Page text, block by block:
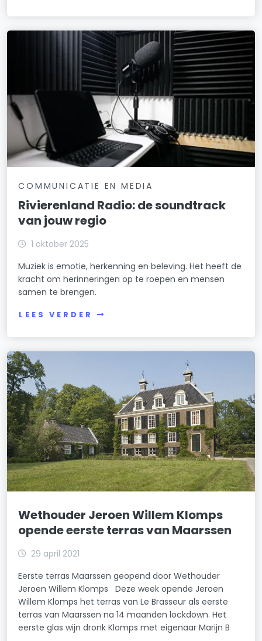
COMMUNICATIE EN MEDIA
Rivierenland Radio: de soundtrack
van jouw regio
1 oktober 2025
Muziek is emotie, herkenning en beleving. Het heeft de
kracht om herinneringen op te roepen en mensen
samen te brengen.
LEES VERDER
Wethouder Jeroen Willem Klomps
opende eerste terras van Maarssen
29 april 2021
Eerste terras Maarssen geopend door Wethouder
Jeroen Willem Klomps Deze week opende Jeroen
Willem Klomps het terras van Le Brasseur als eerste
terras van Maarssen na 14 maanden lockdown. Het
eerste glas wijn dronk Klomps met eigenaar Marijn B